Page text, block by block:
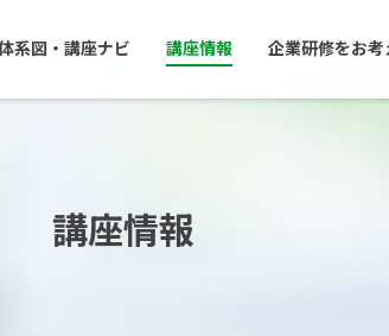
系図・講座ナビ 講座情報 企業研修をお
講座情報